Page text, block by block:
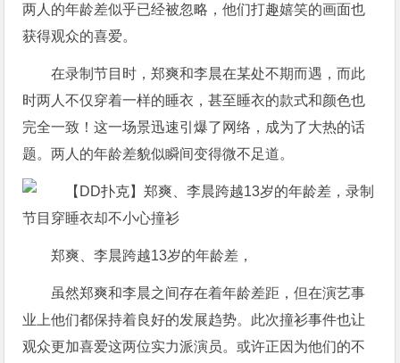
两人的年龄差似乎已经被忽略，他们打趣嬉笑的画面也
获得观众的喜爱。
在录制节目时，郑爽和李晨在某处不期而遇，而此
时两人不仅穿着一样的睡衣，甚至睡衣的款式和颜色也
完全一致！这一场景迅速引爆了网络，成为了大热的话
题。两人的年龄差貌似瞬间变得微不足道。
郑爽、李晨跨越13岁的年龄差，
虽然郑爽和李晨之间存在着年龄差距，但在演艺事
业上他们都保持着良好的发展趋势。此次撞衫事件也让
观众更加喜爱这两位实力派演员。或许正因为他们的不